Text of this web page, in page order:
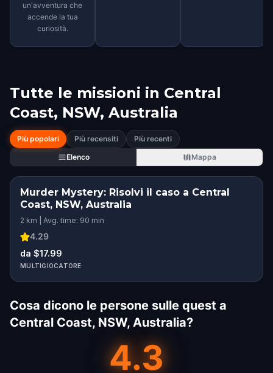
un'avventura che
accende la tua
curiosità.
Tutte le missioni in Central
Coast, NSW, Australia
Più popolari Più recensiti
Più recenti
Elenco
Mappa
Murder Mystery: Risolvi il caso a Central
Coast, NSW, Australia
2 km | Avg. time: 90 min
4.29
da $17.99
MULTIGIOCATORE
Cosa dicono le persone sulle quest a
Central Coast, NSW, Australia?
4.3